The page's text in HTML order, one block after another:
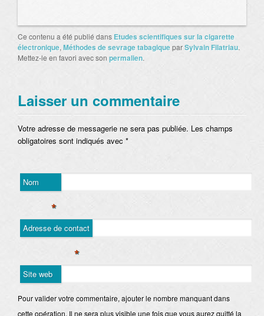
Ce contenu a été publié dans Etudes scientifiques sur la cigarette
électronique, Méthodes de sevrage tabagiqueparSylvain Filatriau.
Mettez-le en favori avec son permalien.
Laisser un commentaire
Votre adresse de messagerie ne sera pas publiée. Les champs
obligatoires sont indiqués avec *
Nom
*
Adresse de contact
*
Site web
Pour valider votre commentaire, ajouter le nombre manquant dans
cette opération. Il ne sera plus visible une fois que vous aurez quitté la